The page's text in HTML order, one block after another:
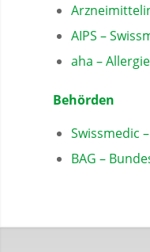
AIPS –
aha –
Behörden
Swissmedic
BAG –